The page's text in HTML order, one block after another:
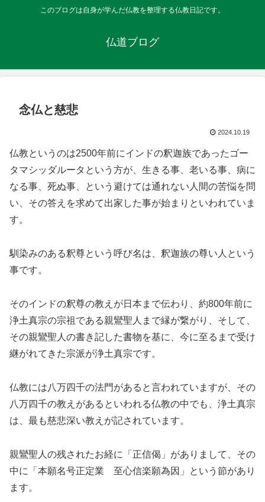
このブログは自身が学んだ仏教を整理する仏教日記です。
仏道ブログ
念仏と慈悲
2024.10.19
仏教というのは2500年前にインドの釈迦族であったゴー
タマシッダルータという方が、生きる事、老いる事、病に
なる事、死ぬ事、という避けては通れない人間の苦悩を問
い、その答えを求めて出家した事が始まりといわれていま
す。
馴染みのある釈尊という呼び名は、釈迦族の尊い人という
事です。
そのインドの釈尊の教えが日本まで伝わり、約800年前に
浄土真宗の宗祖である親鸞聖人まで縁が繋がり、そして、
その親鸞聖人の書き記した書物を基に、今に至るまで受け
継がれてきた宗派が浄土真宗です。
仏教には八万四千の法門があると言われていますが、その
八万四千の教えがあるといわれる仏教の中でも、浄土真宗
は、最も慈悲深い教えが記されています。
親鸞聖人の残されたお経に「正信偈」がありまして、その
中に「本願名号正定業 至心信楽願為因」という節があり
ます。